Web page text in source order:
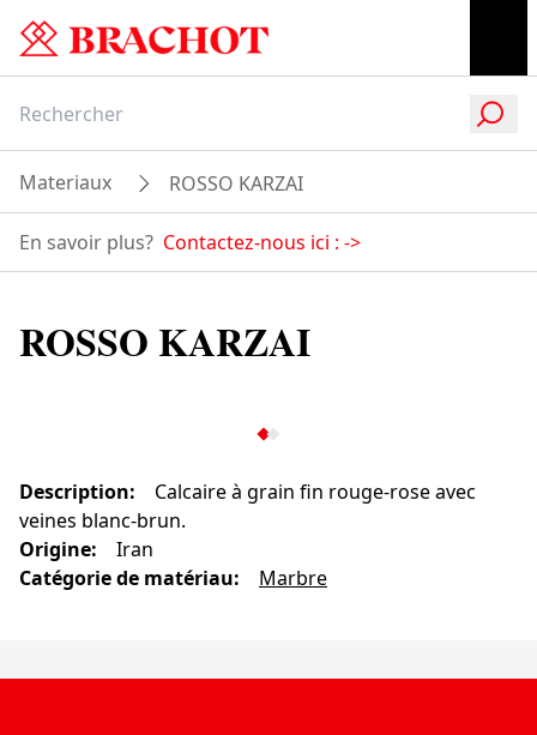
Materiaux ROSSO KARZAI
En savoir plus? Contactez-nous ici : ->
ROSSO KARZAI
Description:
Calcaire à grain fin rouge-rose avec
veines blanc-brun.
Origine:
Iran
Catégorie de matériau: Marbre